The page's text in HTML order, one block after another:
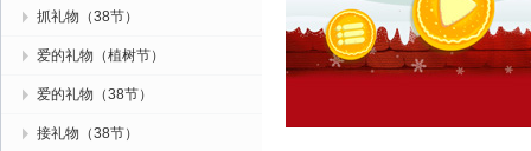
抓礼物（38节）
爱的礼物（植树节）
爱的礼物（38节）
接礼物（38节）